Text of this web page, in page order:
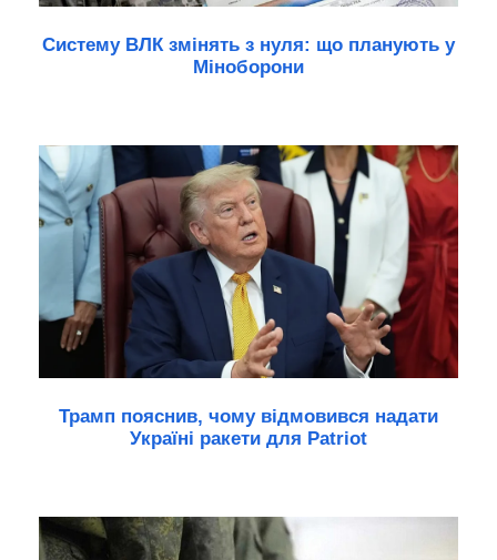
Систему ВЛК змінять з нуля: що планують у
Міноборони
Трамп пояснив, чому відмовився надати
Україні ракети для Patriot